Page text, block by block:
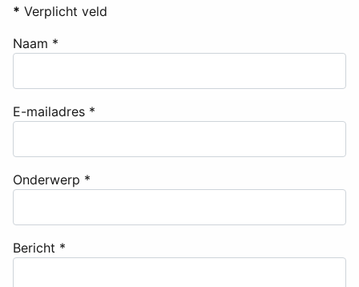
* Verplicht veld
Naam *
E-mailadres *
Onderwerp *
Bericht *